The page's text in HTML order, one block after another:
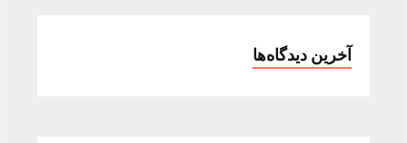
آخرین دیدگاه‌ها